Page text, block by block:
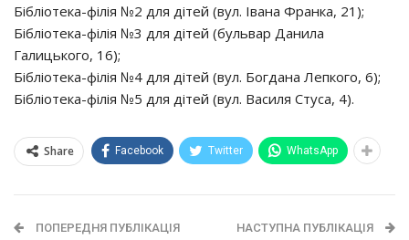
Бібліотека-філія №2 для дітей (вул. Івана Франка, 21);
Бібліотека-філія №3 для дітей (бульвар Данила
Галицького, 16);
Бібліотека-філія №4 для дітей (вул. Богдана Лепкого, 6);
Бібліотека-філія №5 для дітей (вул. Василя Стуса, 4).
Share Facebook Twitter WhatsApp
ПОПЕРЕДНЯ ПУБЛІКАЦІЯ НАСТУПНА ПУБЛІКАЦІЯ